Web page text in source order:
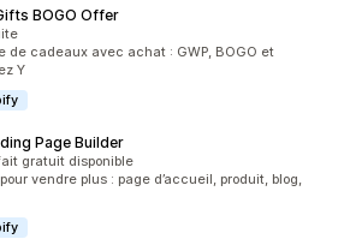
BOGO Offer
de cadeaux avec achat : GWP, BOGO et
Y
Page Builder
gratuit disponible
vendre plus : page d’accueil, produit, blog,